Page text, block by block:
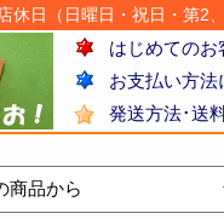
日（日曜日・祝日・第2
はじめてのお
お支払い方法
発送方法･送